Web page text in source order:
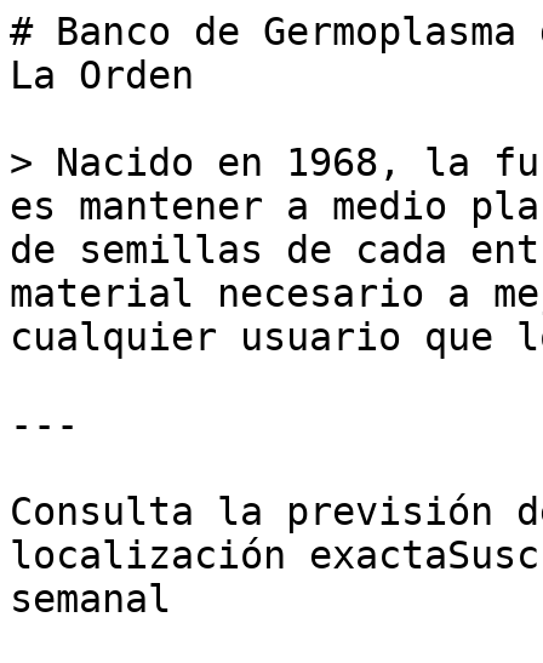
# Banco de
La Orden
> Nacido en 1968, la
es mantener a medio
de semillas de cada
material necesario a
cualquier usuario
---
Consulta la previsión
localización
semanal